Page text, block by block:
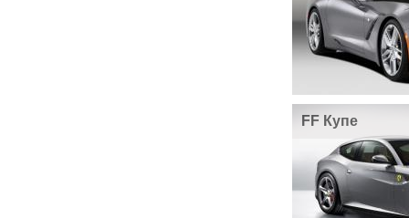
FF Купе